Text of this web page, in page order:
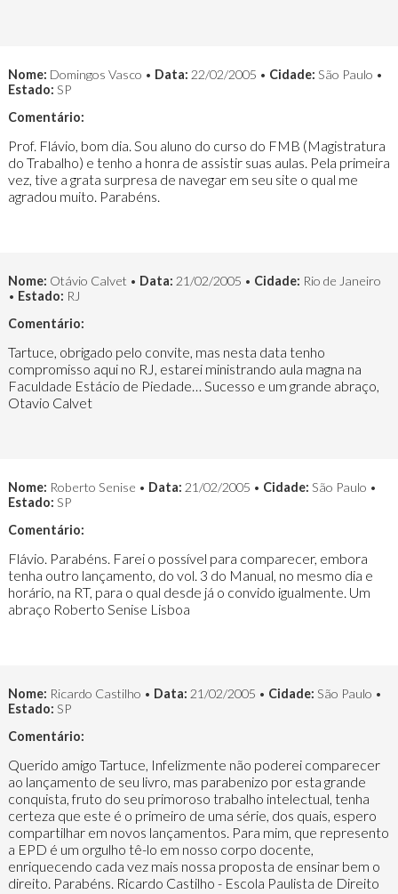
Nome: Domingos Vasco • Data: 22/02/2005 • Cidade: São Paulo •
Estado: SP
Comentário:
Prof. Flávio, bom dia. Sou aluno do curso do FMB (Magistratura
do Trabalho) e tenho a honra de assistir suas aulas. Pela primeira
vez, tive a grata surpresa de navegar em seu site o qual me
agradou muito. Parabéns.
Nome: Otávio Calvet • Data: 21/02/2005 • Cidade: Rio de Janeiro
• Estado: RJ
Comentário:
Tartuce, obrigado pelo convite, mas nesta data tenho
compromisso aqui no RJ, estarei ministrando aula magna na
Faculdade Estácio de Piedade… Sucesso e um grande abraço,
Otavio Calvet
Nome: Roberto Senise • Data: 21/02/2005 • Cidade: São Paulo •
Estado: SP
Comentário:
Flávio. Parabéns. Farei o possível para comparecer, embora
tenha outro lançamento, do vol. 3 do Manual, no mesmo dia e
horário, na RT, para o qual desde já o convido igualmente. Um
abraço Roberto Senise Lisboa
Nome: Ricardo Castilho • Data: 21/02/2005 • Cidade: São Paulo •
Estado: SP
Comentário:
Querido amigo Tartuce, Infelizmente não poderei comparecer
ao lançamento de seu livro, mas parabenizo por esta grande
conquista, fruto do seu primoroso trabalho intelectual, tenha
certeza que este é o primeiro de uma série, dos quais, espero
compartilhar em novos lançamentos. Para mim, que represento
a EPD é um orgulho tê-lo em nosso corpo docente,
enriquecendo cada vez mais nossa proposta de ensinar bem o
direito. Parabéns. Ricardo Castilho - Escola Paulista de Direito